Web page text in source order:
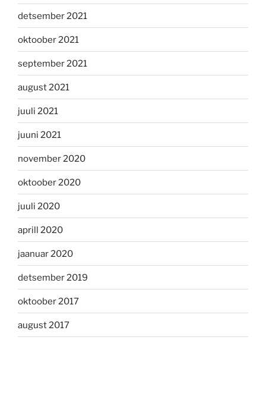
detsember 2021
oktoober 2021
september 2021
august 2021
juuli 2021
juuni 2021
november 2020
oktoober 2020
juuli 2020
aprill 2020
jaanuar 2020
detsember 2019
oktoober 2017
august 2017